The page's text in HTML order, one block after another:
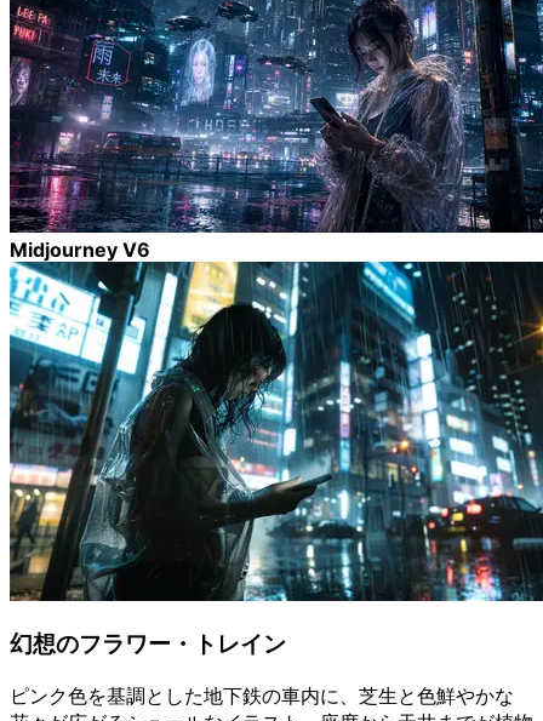
Midjourney V6
幻想のフラワー・トレイン
ピンク色を基調とした地下鉄の車内に、芝生と色鮮やかな